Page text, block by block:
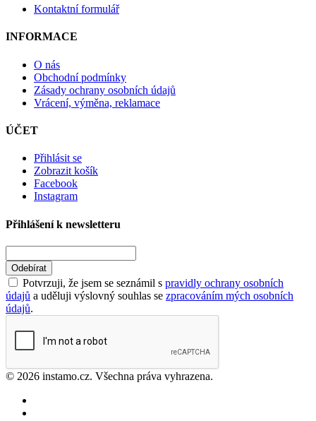
Kontaktní formulář
INFORMACE
O nás
Obchodní podmínky
Zásady ochrany osobních údajů
Vrácení, výměna, reklamace
ÚČET
Přihlásit se
Zobrazit košík
Facebook
Instagram
Přihlášení k newsletteru
Odebírat
Potvrzuji, že jsem se seznámil s pravidly ochrany osobních
údajů a uděluji výslovný souhlas se zpracováním mých osobních
údajů.
© 2026 instamo.cz. Všechna práva vyhrazena.